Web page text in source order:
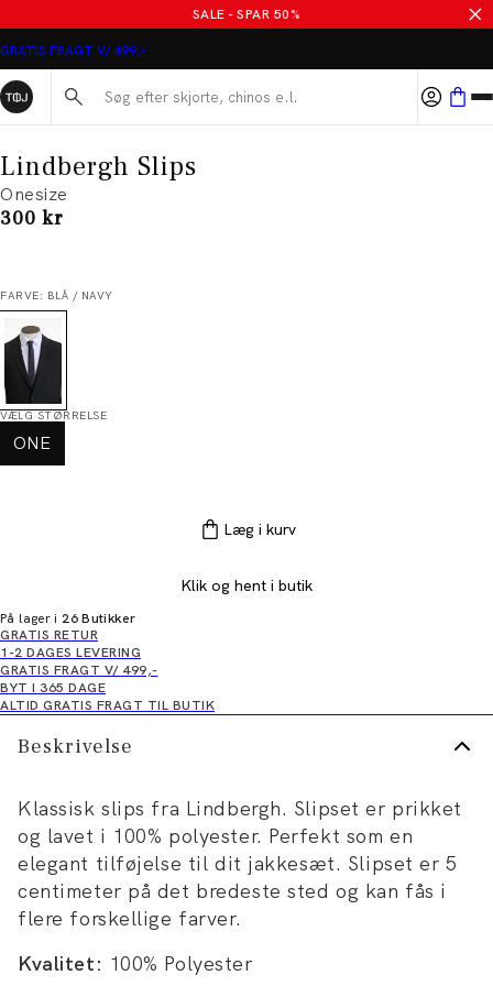
SALE - SPAR 50%
GRATIS FRAGT V/ 499,-
Søg her...
Lindbergh Slips
Onesize
I alt (inkl. rabat)
300 kr
FARVE: BLÅ / NAVY
VÆLG STØRRELSE
ONE
Læg i kurv
Klik og hent i butik
På lager i 26 Butikker
GRATIS RETUR
1-2 DAGES LEVERING
GRATIS FRAGT V/ 499,-
BYT I 365 DAGE
ALTID GRATIS FRAGT TIL BUTIK
Beskrivelse
Klassisk slips fra Lindbergh. Slipset er prikket
og lavet i 100% polyester. Perfekt som en
elegant tilføjelse til dit jakkesæt. Slipset er 5
centimeter på det bredeste sted og kan fås i
flere forskellige farver.
Kvalitet: 100% Polyester